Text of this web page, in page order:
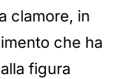
clamore, in
che ha
figura